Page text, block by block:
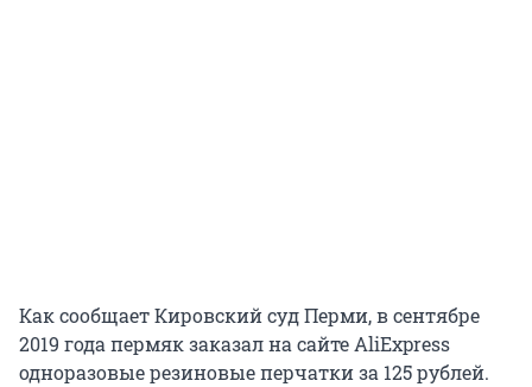
Как сообщает Кировский суд Перми, в сентябре
2019 года пермяк заказал на сайте AliExpress
одноразовые резиновые перчатки за 125 рублей.